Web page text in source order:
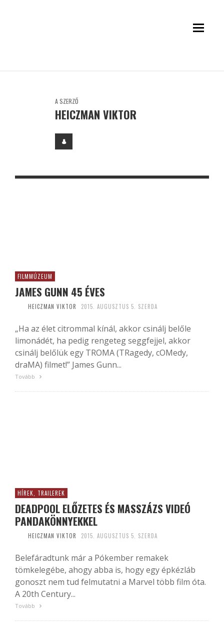
A SZERZŐ
HEICZMAN VIKTOR
FILMMÚZEUM
JAMES GUNN 45 ÉVES
HEICZMAN VIKTOR 2015. AUGUSZTUS 5. SZERDA
„Ha az élet citrommal kínál, akkor csinálj belőle
limonádét, ha pedig rengeteg seggfejjel, akkor
csinálj belőlük egy TROMA (TRagedy, cOMedy,
draMA) filmet!” James Gunn...
Tovább
HÍREK, TRAILEREK
DEADPOOL ELŐZETES ÉS MASSZÁZS VIDEÓ
PANDAKÖNNYEKKEL
HEICZMAN VIKTOR 2015. AUGUSZTUS 5. SZERDA
Belefáradtunk már a Pókember remakek
tömkelegébe, ahogy abba is, hogy egy épkézláb
gonoszt nem tud felmutatni a Marvel több film óta.
A 20th Century...
Tovább